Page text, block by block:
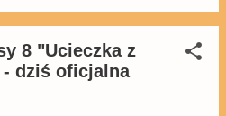
ponieważ tuż przed
dwa mysie albumy
w zapowiedziach na
8 "Ucieczka z
dziś oficjalna